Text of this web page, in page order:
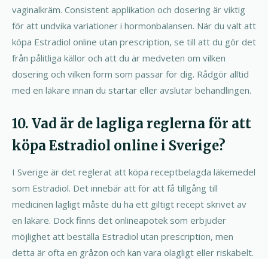
vaginalkräm. Consistent applikation och dosering är viktig
för att undvika variationer i hormonbalansen. När du valt att
köpa Estradiol online utan prescription, se till att du gör det
från pålitliga källor och att du är medveten om vilken
dosering och vilken form som passar för dig. Rådgör alltid
med en läkare innan du startar eller avslutar behandlingen.
10. Vad är de lagliga reglerna för att
köpa Estradiol online i Sverige?
I Sverige är det reglerat att köpa receptbelagda läkemedel
som Estradiol. Det innebär att för att få tillgång till
medicinen lagligt måste du ha ett giltigt recept skrivet av
en läkare. Dock finns det onlineapotek som erbjuder
möjlighet att beställa Estradiol utan prescription, men
detta är ofta en gråzon och kan vara olagligt eller riskabelt.